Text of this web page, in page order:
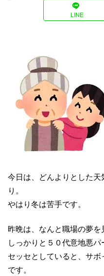
LINE
今日は、どんよりとした天
り。
やはり冬は苦手です。
昨晩は、なんと職場の夢を
しっかりと５０代意地悪
セッセとしていると、サ
です。